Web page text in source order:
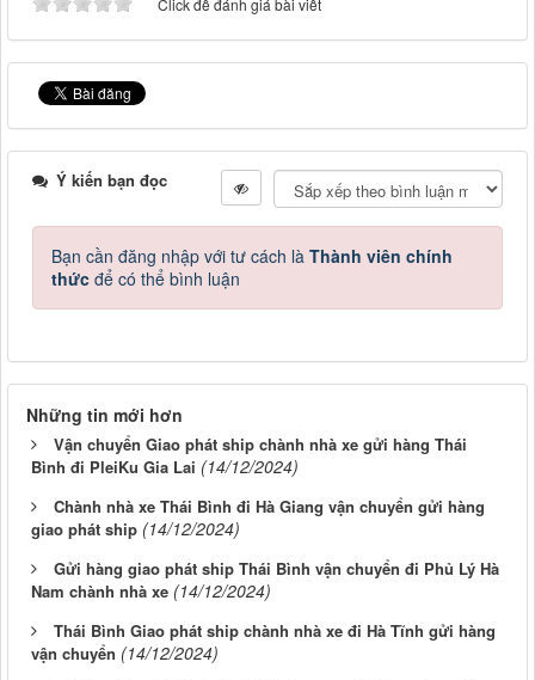
Click để đánh giá bài viết
Ý kiến bạn đọc
Bạn cần đăng nhập với tư cách là Thành viên chính
thức để có thể bình luận
Những tin mới hơn
Vận chuyển Giao phát ship chành nhà xe gửi hàng Thái
Bình đi PleiKu Gia Lai (14/12/2024)
Chành nhà xe Thái Bình đi Hà Giang vận chuyển gửi hàng
giao phát ship (14/12/2024)
Gửi hàng giao phát ship Thái Bình vận chuyển đi Phủ Lý Hà
Nam chành nhà xe (14/12/2024)
Thái Bình Giao phát ship chành nhà xe đi Hà Tĩnh gửi hàng
vận chuyển (14/12/2024)